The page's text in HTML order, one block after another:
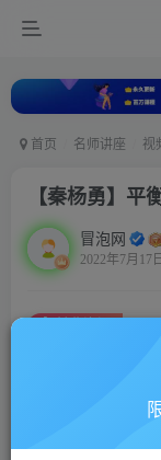
首页 名师讲座 视
【秦杨勇】平
冒泡网
2022年7月17
【秦杨勇】平衡
此内容为付费资源